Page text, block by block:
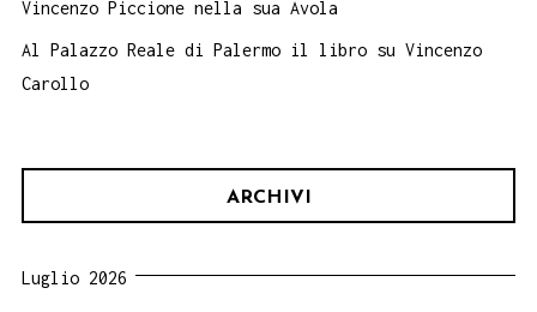
Vincenzo Piccione nella sua Avola
Al Palazzo Reale di Palermo il libro su Vincenzo
Carollo
ARCHIVI
Luglio 2026